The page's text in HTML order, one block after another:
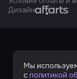
ДизайнAffarts
Мы
с политикой